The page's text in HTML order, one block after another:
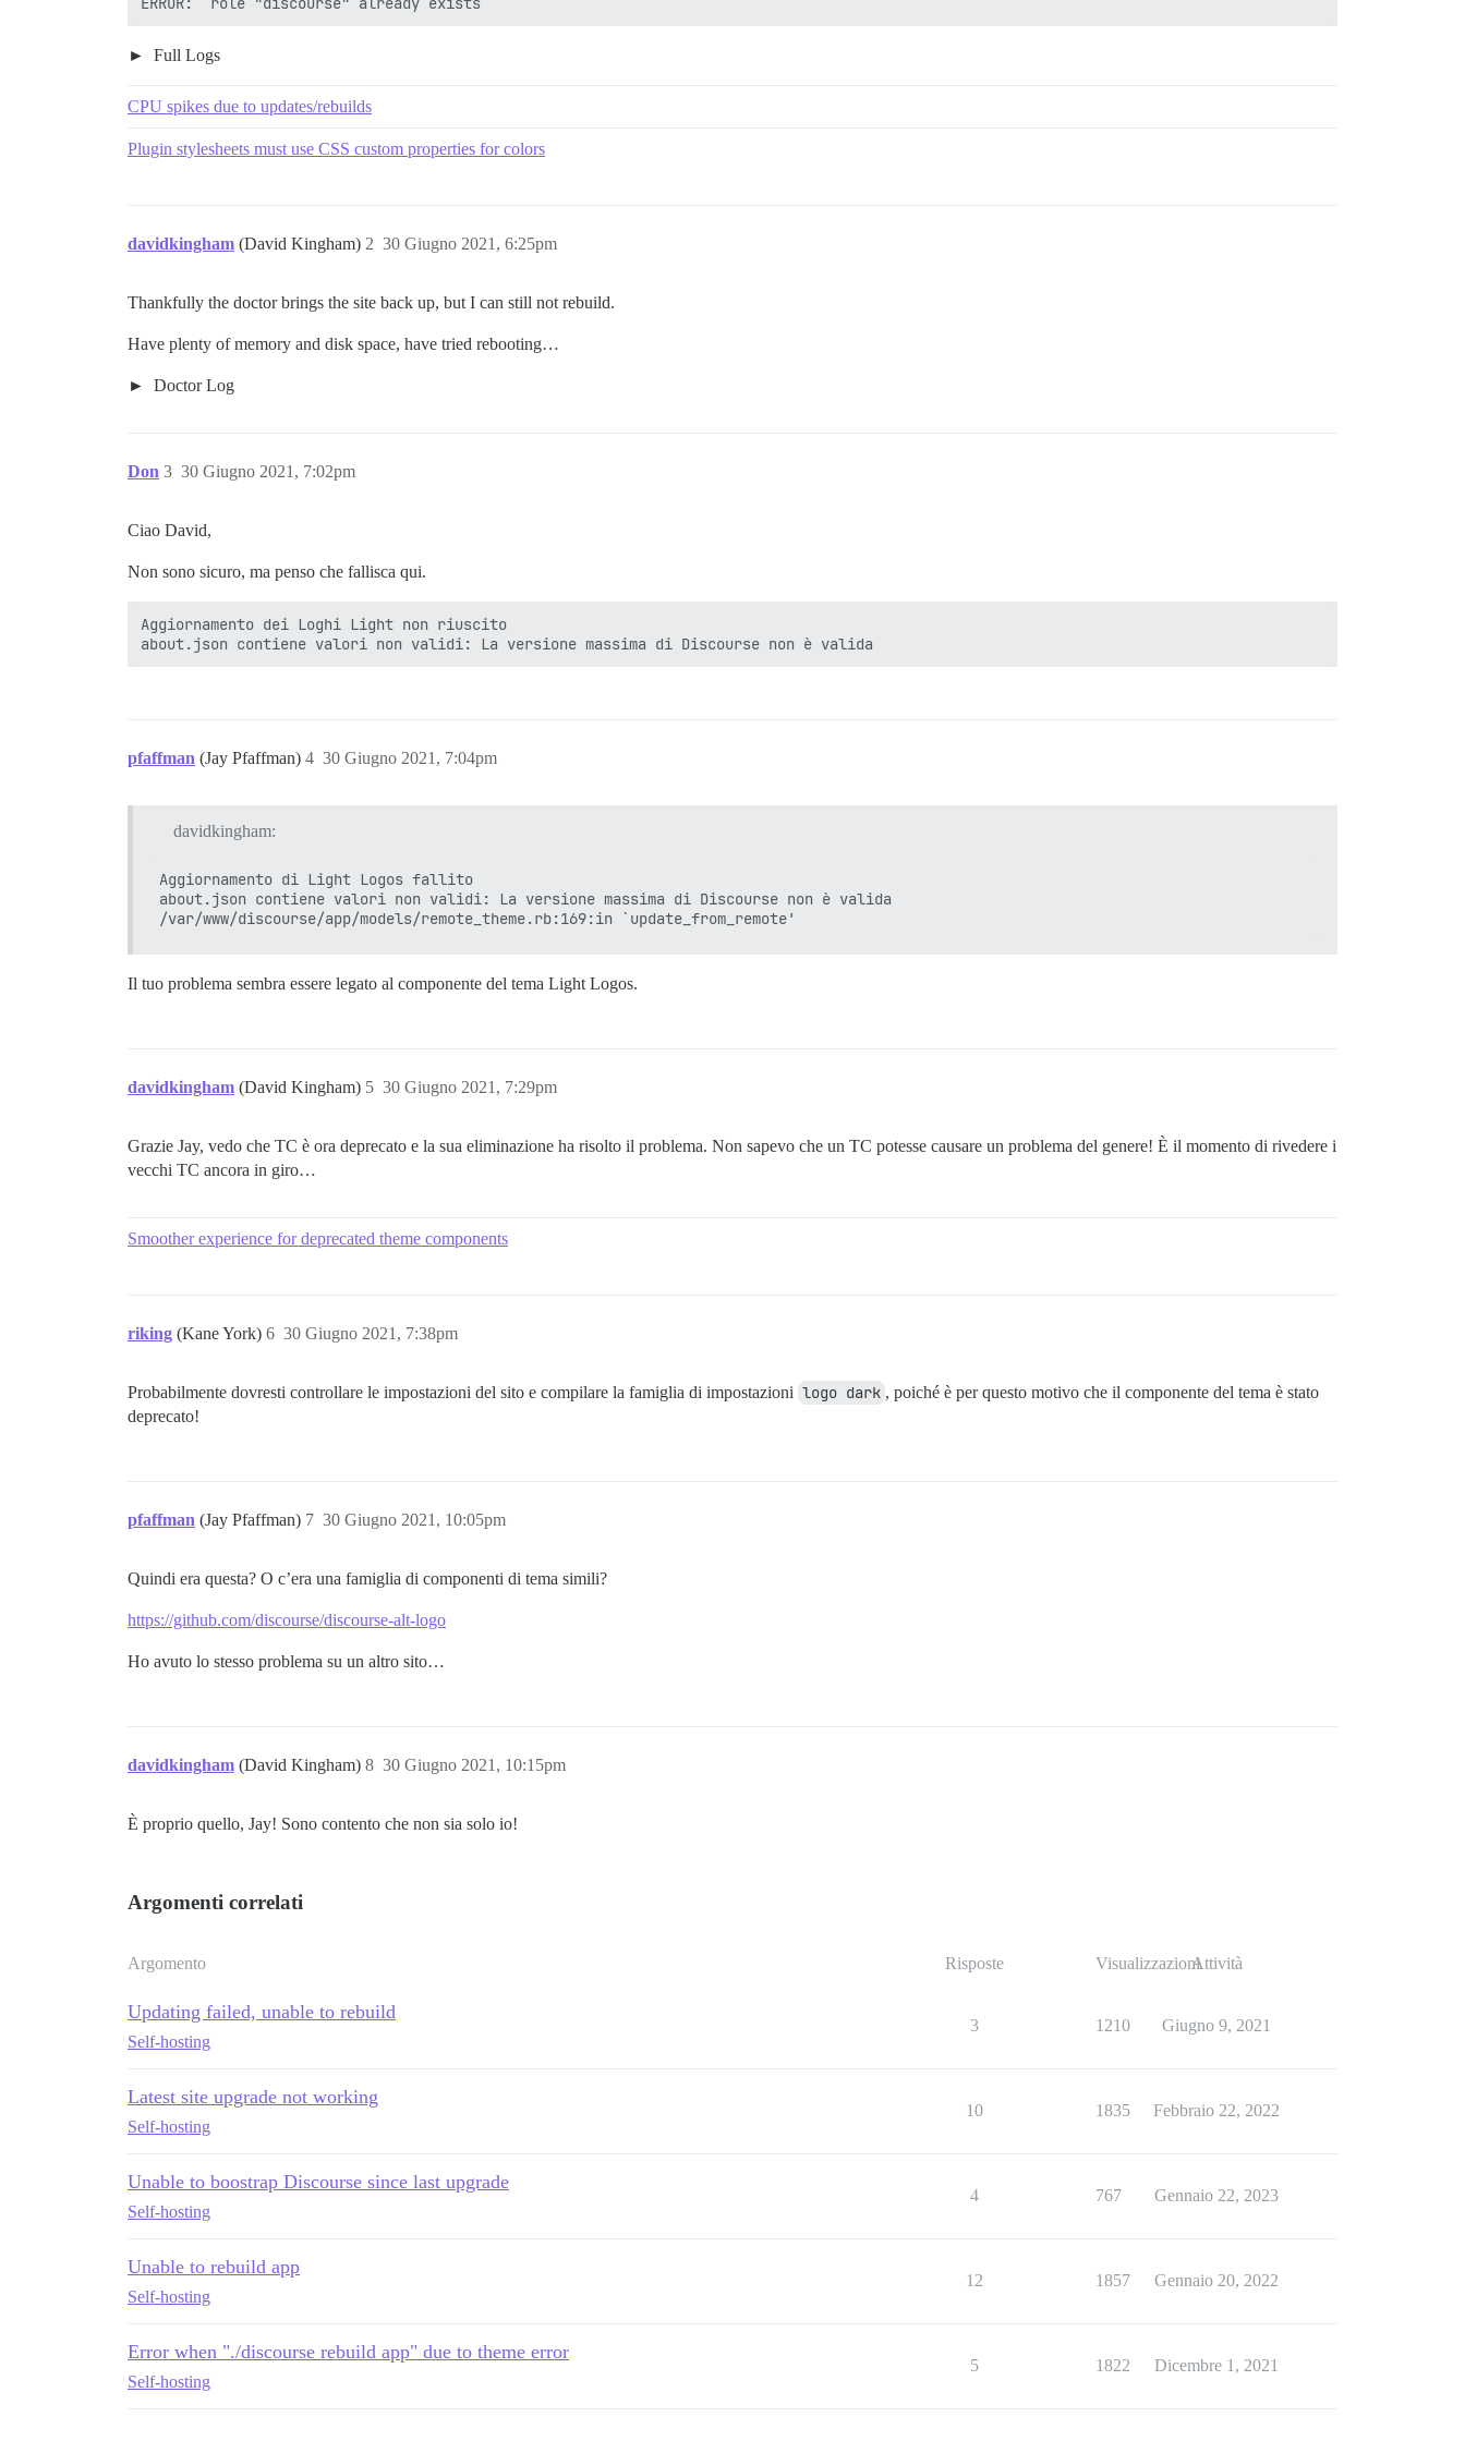
Full Logs
CPU spikes due to updates/rebuilds
Plugin stylesheets must use CSS custom properties for colors
davidkingham (David Kingham) 30 Giugno 2021, 6:25pm
2
Thankfully the doctor brings the site back up, but I can still not rebuild.
Have plenty of memory and disk space, have tried rebooting…
Doctor Log
Don 30 Giugno 2021, 7:02pm
3
Ciao David,
Non sono sicuro, ma penso che fallisca qui.
Aggiornamento dei Loghi Light non riuscito
pfaffman (Jay Pfaffman) 30 Giugno 2021, 7:04pm
4
davidkingham:
Aggiornamento di Light Logos fallito
about.json contiene valori non validi: La versione massima di Discourse non è valida
Il tuo problema sembra essere legato al componente del tema Light Logos.
davidkingham (David Kingham) 30 Giugno 2021, 7:29pm
5
Grazie Jay, vedo che TC è ora deprecato e la sua eliminazione ha risolto il problema. Non sapevo che un TC potesse causare un problema del genere! È il momento di rivedere i
vecchi TC ancora in giro…
Smoother experience for deprecated theme components
riking (Kane York) 30 Giugno 2021, 7:38pm
6
Probabilmente dovresti controllare le impostazioni del sito e compilare la famiglia di impostazioni logo dark , poiché è per questo motivo che il componente del tema è stato
deprecato!
pfaffman (Jay Pfaffman) 30 Giugno 2021, 10:05pm
7
Quindi era questa? O c’era una famiglia di componenti di tema simili?
https://github.com/discourse/discourse-alt-logo
Ho avuto lo stesso problema su un altro sito…
davidkingham (David Kingham) 30 Giugno 2021, 10:15pm
8
È proprio quello, Jay! Sono contento che non sia solo io!
Argomenti correlati
Argomento Risposte VisualizzazioniAttività
Updating failed, unable to rebuild
Self-hosting
3 1210 Giugno 9, 2021
Latest site upgrade not working
Self-hosting
10 1835 Febbraio 22, 2022
Unable to boostrap Discourse since last upgrade
Self-hosting
4 767 Gennaio 22, 2023
Unable to rebuild app
Self-hosting
12 1857 Gennaio 20, 2022
Error when "./discourse rebuild app" due to theme error
Self-hosting
5 1822 Dicembre 1, 2021